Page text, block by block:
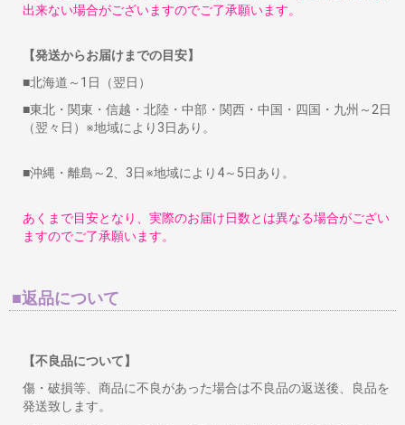
出来ない場合がございますのでご了承願います。
【発送からお届けまでの目安】
■北海道～1日（翌日）
■東北・関東・信越・北陸・中部・関西・中国・四国・九州～2日
（翌々日）※地域により3日あり。
■沖縄・離島～2、3日※地域により4～5日あり。
あくまで目安となり、実際のお届け日数とは異なる場合がござい
ますのでご了承願います。
■返品について
【不良品について】
傷・破損等、商品に不良があった場合は不良品の返送後、良品を
発送致します。